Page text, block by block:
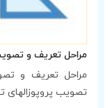
مراحل تعریف و تصویب
مراحل تعریف و
تصویب پروپوزالهای